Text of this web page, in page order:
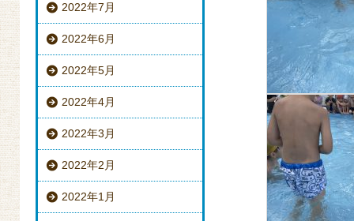
2022年7月
2022年6月
2022年5月
2022年4月
2022年3月
2022年2月
2022年1月